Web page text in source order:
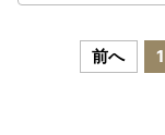
前へ 1